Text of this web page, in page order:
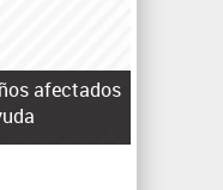
afectados